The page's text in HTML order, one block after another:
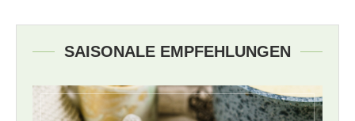
SAISONALE EMPFEHLUNGEN